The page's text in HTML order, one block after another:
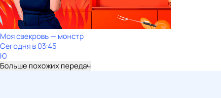
Моя свекровь — монстр
Сегодня в 03:45
Ю
Больше похожих передач